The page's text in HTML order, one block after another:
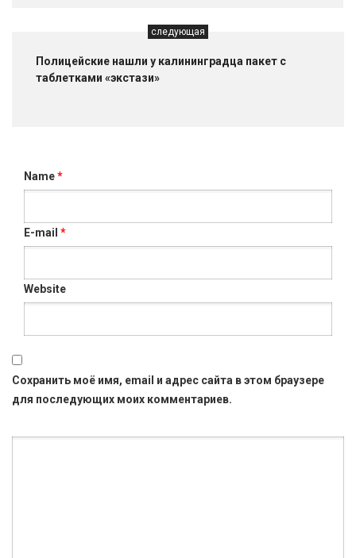
следующая
Полицейские нашли у калининградца пакет с
таблетками «экстази»
Name*
E-mail *
Website
Сохранить моё имя, email и адрес сайта в этом браузере
для последующих моих комментариев.